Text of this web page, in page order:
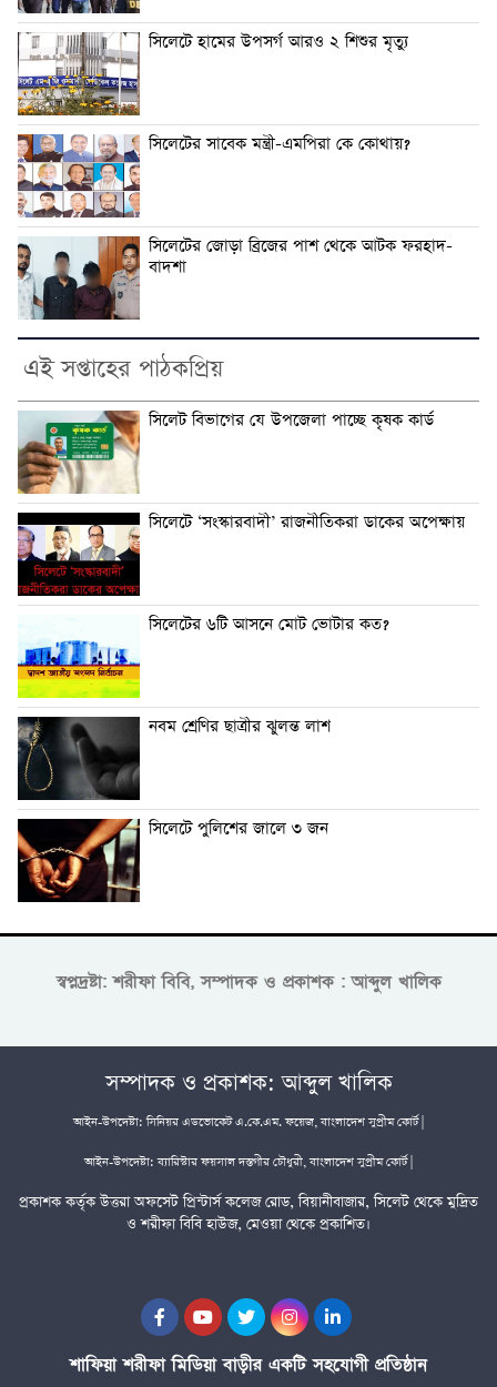
সিলেটে হামের উপসর্গ আরও ২ শিশুর মৃত্যু
সিলেটের সাবেক মন্ত্রী-এমপিরা কে কোথায়?
সিলেটের জোড়া ব্রিজের পাশ থেকে আটক ফরহাদ-
বাদশা
এই সপ্তাহের পাঠকপ্রিয়
সিলেট বিভাগের যে উপজেলা পাচ্ছে কৃষক কার্ড
সিলেটে ‘সংস্কারবাদী’ রাজনীতিকরা ডাকের অপেক্ষায়
সিলেটের ৬টি আসনে মোট ভোটার কত?
নবম শ্রেণির ছাত্রীর ঝুলন্ত লাশ
সিলেটে পুলিশের জালে ৩ জন
স্বপ্নদ্রষ্টা: শরীফা বিবি, সম্পাদক ও প্রকাশক : আব্দুল খালিক
সম্পাদক ও প্রকাশক: আব্দুল খালিক
আইন-উপদেষ্টা: সিনিয়র এডভোকেট এ.কে.এম. ফয়েজ, বাংলাদেশ সুপ্রীম কোর্ট |
আইন-উপদেষ্টা: ব্যারিস্টার ফয়সাল দস্তগীর চৌধুরী, বাংলাদেশ সুপ্রীম কোর্ট |
প্রকাশক কর্তৃক উত্তরা অফসেট প্রিন্টার্স কলেজ রোড, বিয়ানীবাজার, সিলেট থেকে মুদ্রিত
ও শরীফা বিবি হাউজ, মেওয়া থেকে প্রকাশিত।
শাফিয়া শরীফা মিডিয়া বাড়ীর একটি সহযোগী প্রতিষ্ঠান